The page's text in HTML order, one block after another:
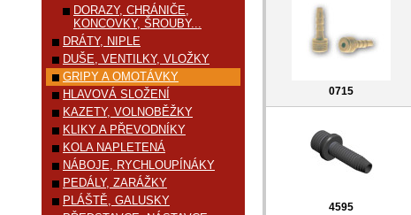
0715
4595
DORAZY, CHRÁNIČE,
KONCOVKY, ŠROUBY...
DRÁTY, NIPLE
DUŠE, VENTILKY, VLOŽKY
GRIPY A OMOTÁVKY
HLAVOVÁ SLOŽENÍ
KAZETY, VOLNOBĚŽKY
KLIKY A PŘEVODNÍKY
KOLA NAPLETENÁ
NÁBOJE, RYCHLOUPÍNÁKY
PEDÁLY, ZARÁŽKY
PLÁŠTĚ, GALUSKY